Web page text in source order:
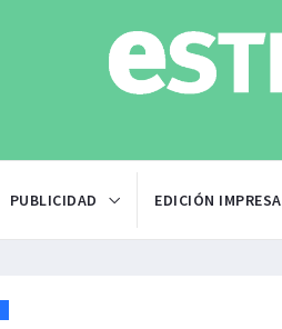
PUBLICIDAD EDICIÓN IMPRESA